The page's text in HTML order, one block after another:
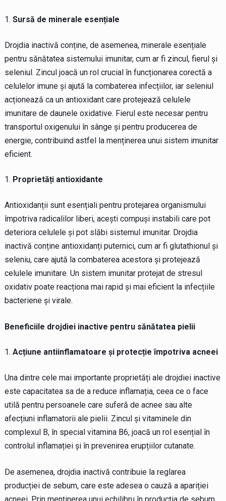
Sursă de minerale esențiale
Drojdia inactivă conține, de asemenea, minerale esențiale
pentru sănătatea sistemului imunitar, cum ar fi zincul, fierul și
seleniul. Zincul joacă un rol crucial în funcționarea corectă a
celulelor imune și ajută la combaterea infecțiilor, iar seleniul
acționează ca un antioxidant care protejează celulele
imunitare de daunele oxidative. Fierul este necesar pentru
transportul oxigenului în sânge și pentru producerea de
energie, contribuind astfel la menținerea unui sistem imunitar
eficient.
Proprietăți antioxidante
Antioxidanții sunt esențiali pentru protejarea organismului
împotriva radicalilor liberi, acești compuși instabili care pot
deteriora celulele și pot slăbi sistemul imunitar. Drojdia
inactivă conține antioxidanți puternici, cum ar fi glutathionul și
seleniu, care ajută la combaterea acestora și protejează
celulele imunitare. Un sistem imunitar protejat de stresul
oxidativ poate reacționa mai rapid și mai eficient la infecțiile
bacteriene și virale.
Beneficiile drojdiei inactive pentru sănătatea pielii
Acțiune antiinflamatoare și protecție împotriva acneei
Una dintre cele mai importante proprietăți ale drojdiei inactive
este capacitatea sa de a reduce inflamația, ceea ce o face
utilă pentru persoanele care suferă de acnee sau alte
afecțiuni inflamatorii ale pielii. Zincul și vitaminele din
complexul B, în special vitamina B6, joacă un rol esențial în
controlul inflamației și în prevenirea erupțiilor cutanate.
De asemenea, drojdia inactivă contribuie la reglarea
producției de sebum, care este adesea o cauză a apariției